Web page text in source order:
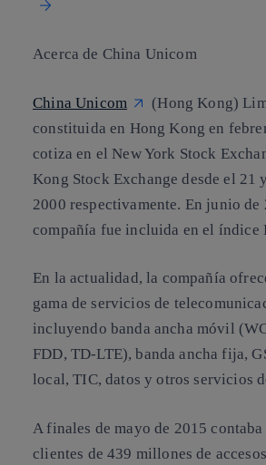
Acerca de China Unicom
China Unicom
(Hong Kong)
constituida en Hong Kong en
cotiza en el New York Stock
Kong Stock Exchange desde el 21
2000 respectivamente. En junio de
compañía fue incluida en el índice
En la actualidad, la compañía
gama de servicios de
incluyendo banda ancha móvil
FDD, TD-LTE), banda ancha fija,
local, TIC, datos y otros servicios
A finales de mayo de 2015 contaba
clientes de 439 millones de